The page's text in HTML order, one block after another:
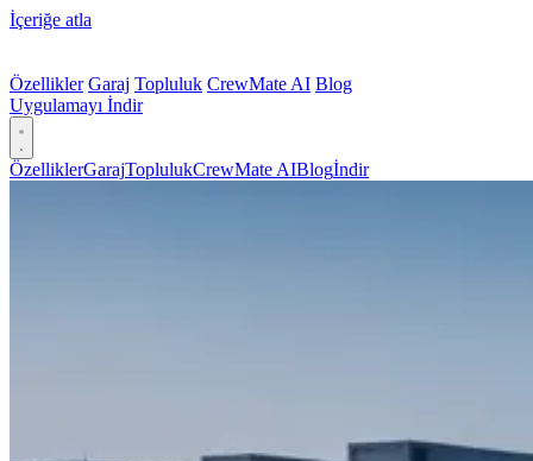
İçeriğe atla
Özellikler Garaj Topluluk CrewMate AI Blog
Uygulamayı İndir
ÖzelliklerGarajToplulukCrewMate AIBlogİndir